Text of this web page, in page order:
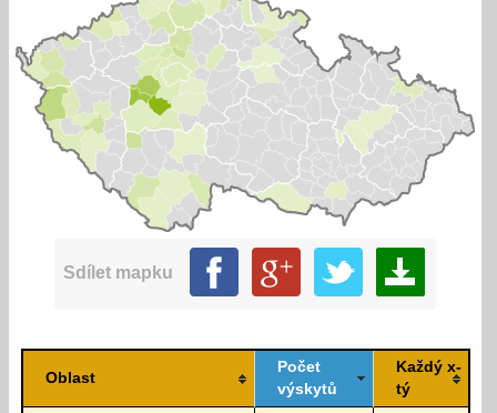
Sdílet mapku
Oblast
Počet
výskytů
Každý x-
tý